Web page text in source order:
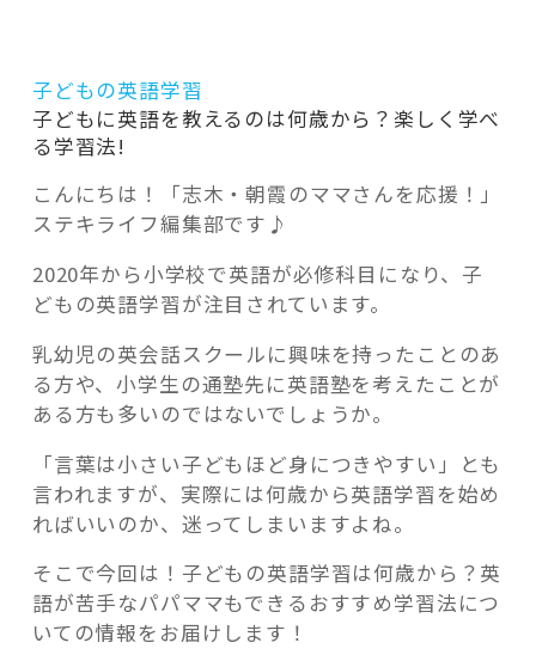
これからの暮らし 住み替え相談
記事検索
子どもの英語学習
子どもに英語を教えるのは何歳から？楽しく学べ
る学習法!
こんにちは！「志木・朝霞のママさんを応援！」
ステキライフ編集部です♪
2020年から小学校で英語が必修科目になり、子
どもの英語学習が注目されています。
乳幼児の英会話スクールに興味を持ったことのあ
る方や、小学生の通塾先に英語塾を考えたことが
ある方も多いのではないでしょうか。
「言葉は小さい子どもほど身につきやすい」とも
言われますが、実際には何歳から英語学習を始め
ればいいのか、迷ってしまいますよね。
そこで今回は！子どもの英語学習は何歳から？英
語が苦手なパパママもできるおすすめ学習法につ
いての情報をお届けします！